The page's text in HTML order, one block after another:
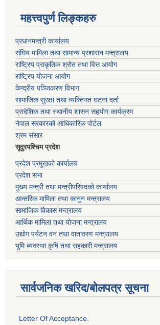
महत्त्वपुर्ण लिङ्कहरु
प्रधानमन्त्री कार्यालय
संघिय मामिला तथा सामान्य प्रशासन मन्त्रालय
राष्ट्रिय प्राकृतिक श्रोत तथा वित्त आयोग
राष्ट्रिय योजना आयोग
केन्द्रीय पञ्जिकरण विभाग
सामाजिक सुरक्षा तथा व्यक्तिगत घटना दर्ता
प्रादेशिक तथा स्थानीय शासन सहयोग कार्यक्रम
नेपाल सरकारको आधिकारिक पोर्टल
श्रम संसार
सूदुरपश्चिम प्रदेश
प्रदेश प्रमुखको कार्यालय
प्रदेश सभा
मुख्य मन्त्री तथा मन्त्रीपरिषदको कार्यालय
आन्तरिक मामिला तथा कानुन मन्त्रालय
सामाजिक विकास मन्त्रालय
आर्थिक मामिला तथा योजना मन्त्रालय
उद्योग पर्यटन वन तथा वातावरण मन्त्रालय
भुमि ब्यवस्था कृषि तथा सहकारी मन्त्रालय
सार्वजनिक खरिद/बोलपत्र सूचना
Letter Of Acceptance.